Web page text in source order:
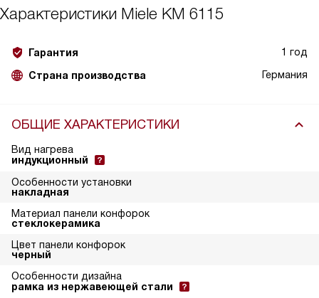
Характеристики Miele KM 6115
Гарантия 1 год
Страна производства Германия
ОБЩИЕ ХАРАКТЕРИСТИКИ
Вид нагрева
индукционный
Особенности установки
накладная
Материал панели конфорок
стеклокерамика
Цвет панели конфорок
черный
Особенности дизайна
рамка из нержавеющей стали